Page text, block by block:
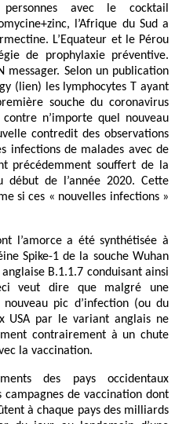
avec le cocktail
l’Afrique du Sud a
L’Equateur et le Pérou
de prophylaxie préventive.
messager. Selon un publication
(lien) les lymphocytes T ayant
souche du coronavirus
n’importe quel nouveau
contredit des observations
infections de malades avec de
précédemment souffert de la
de l’année 2020. Cette
si ces « nouvelles infections »
l’amorce a été synthétisée à
Spike-1 de la souche Wuhan
B.1.1.7 conduisant ainsi
veut dire que malgré une
pic d’infection (ou du
USA par le variant anglais ne
contrairement à un chute
la vaccination.
des pays occidentaux
campagnes de vaccination dont
à chaque pays des milliards